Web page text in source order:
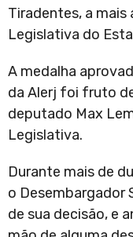
Tiradentes, a mais
Legislativa do
A medalha
da Alerj foi fruto
deputado Max
Legislativa.
Durante mais de
o Desembargador
de sua decisão, e